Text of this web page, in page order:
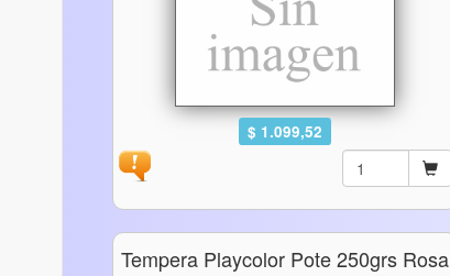
$ 1.099,52
Tempera Playcolor Pote 250grs Rosa